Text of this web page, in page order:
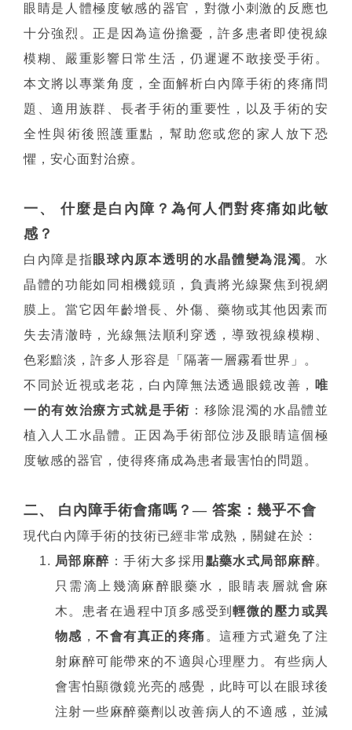
眼睛是人體極度敏感的器官，對微小刺激的反應也
十分強烈。正是因為這份擔憂，許多患者即使視線
模糊、嚴重影響日常生活，仍遲遲不敢接受手術。
本文將以專業角度，全面解析白內障手術的疼痛問
題、適用族群、長者手術的重要性，以及手術的安
全性與術後照護重點，幫助您或您的家人放下恐
懼，安心面對治療。
一、 什麼是白內障？為何人們對疼痛如此敏
感？
白內障是指 眼球內原本透明的水晶體變為混濁。水
晶體的功能如同相機鏡頭，負責將光線聚焦到視網
膜上。當它因年齡增長、外傷、藥物或其他因素而
失去清澈時，光線無法順利穿透，導致視線模糊、
色彩黯淡，許多人形容是「隔著一層霧看世界」。
不同於近視或老花，白內障無法透過眼鏡改善，
唯
一的有效治療方式就是手術 ：移除混濁的水晶體並
植入人工水晶體。正因為手術部位涉及眼睛這個極
度敏感的器官，使得疼痛成為患者最害怕的問題。
二、 白內障手術會痛嗎？— 答案：幾乎不會
現代白內障手術的技術已經非常成熟，關鍵在於：
局部麻醉 ：手術大多採用 點藥水式局部麻醉。
只需滴上幾滴麻醉眼藥水 ，眼睛表層就會麻
木。患者在過程中頂多感受到輕微的壓力或異
物感 ，不會有真正的疼痛 。這種方式避免了注
射麻醉可能帶來的不適與心理壓力。有些病人
會害怕顯微鏡光亮的感覺，此時可以在眼球後
注射一些麻醉藥劑以改善病人的不適感，並減